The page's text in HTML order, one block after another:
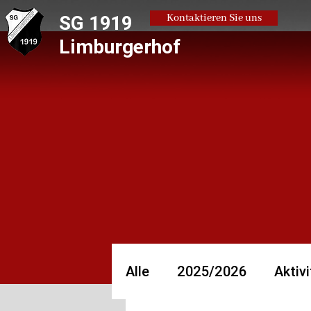
SG 1919
Limburgerhof
Kontaktieren Sie uns
Alle 2025/2026